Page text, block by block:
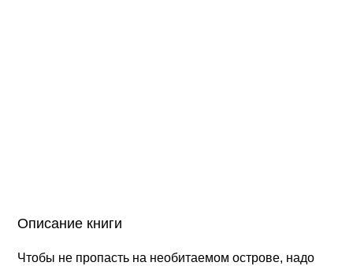
Описание книги
Чтобы не пропасть на необитаемом острове, надо